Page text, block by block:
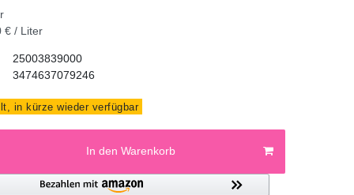
€ / Liter
25003839000
3474637079246
in kürze wieder verfügbar
In den Warenkorb